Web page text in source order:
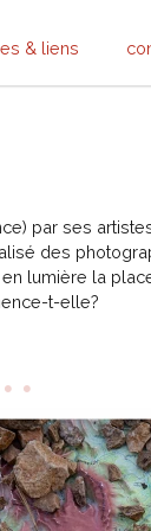
& liens
par ses
des
lumière la
t-elle?
• •